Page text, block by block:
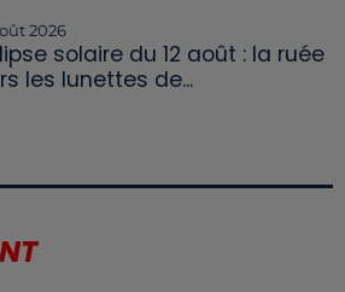
2026
solaire du 12 août : la ruée
les lunettes de...